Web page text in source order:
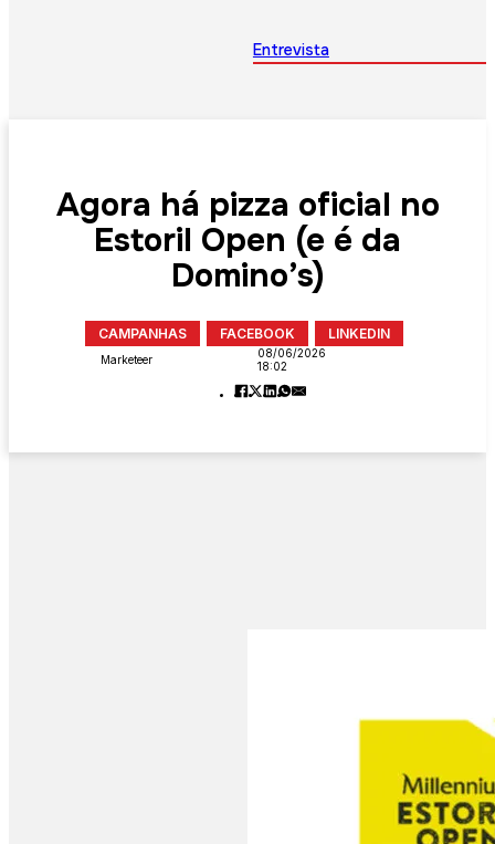
Entrevista
Agora há pizza oficial no
Estoril Open (e é da
Domino’s)
CAMPANHAS FACEBOOK LINKEDIN
Marketeer
08/06/2026
18:02